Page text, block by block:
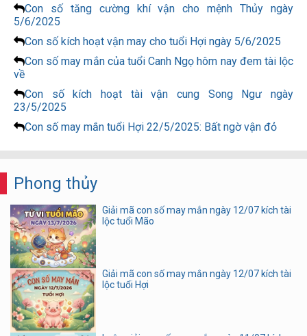
Con số tăng cường khí vận cho mệnh Thủy ngày
5/6/2025
Con số kích hoạt vận may cho tuổi Hợi ngày 5/6/2025
Con số may mắn của tuổi Canh Ngọ hôm nay đem tài lộc
về
Con số kích hoạt tài vận cung Song Ngư ngày
23/5/2025
Con số may mắn tuổi Hợi 22/5/2025: Bất ngờ vận đỏ
Phong thủy
Giải mã con số may mắn ngày 12/07 kích tài
lộc tuổi Mão
Giải mã con số may mắn ngày 12/07 kích tài
lộc tuổi Hợi